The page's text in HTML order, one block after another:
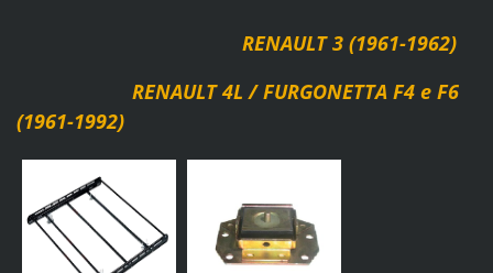
RENAULT 3 (1961-1962)
RENAULT 4L / FURGONETTA F4 e F6
(1961-1992)